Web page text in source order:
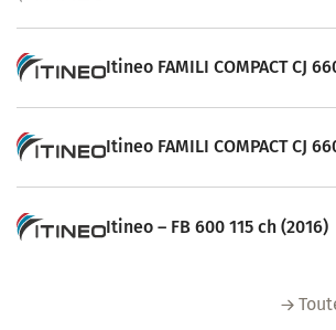
Itineo FAMILI COMPACT CJ
Itineo FAMILI COMPACT CJ
Itineo – FB 600 115 ch (2016)